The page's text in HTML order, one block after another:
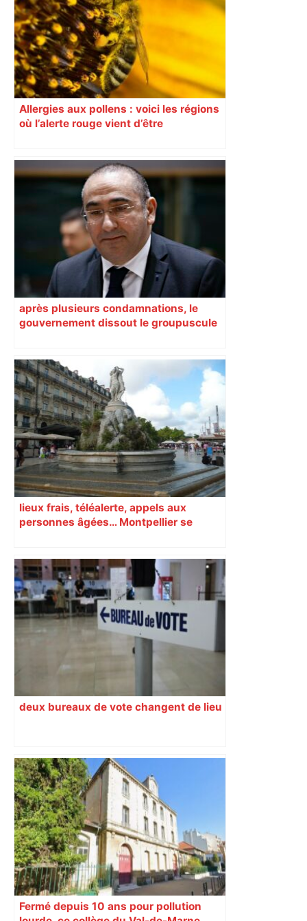
Allergies aux pollens : voici les régions
où l’alerte rouge vient d’être
après plusieurs condamnations, le
gouvernement dissout le groupuscule
lieux frais, téléalerte, appels aux
personnes âgées… Montpellier se
deux bureaux de vote changent de lieu
Fermé depuis 10 ans pour pollution